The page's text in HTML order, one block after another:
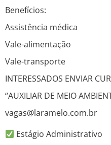
Benefícios:
Assistência médica
Vale-alimentação
Vale-transporte
INTERESSADOS ENVIAR
“AUXILIAR DE MEIO
vagas@laramelo.com.br
Estágio Administrativo